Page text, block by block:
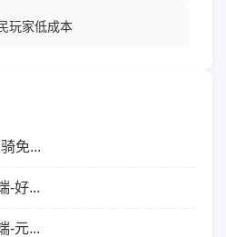
玩家低成本
免...
-好...
-元...